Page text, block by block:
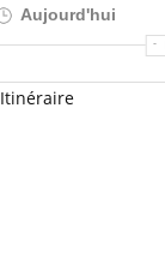
Aujourd'hui
Itinéraire